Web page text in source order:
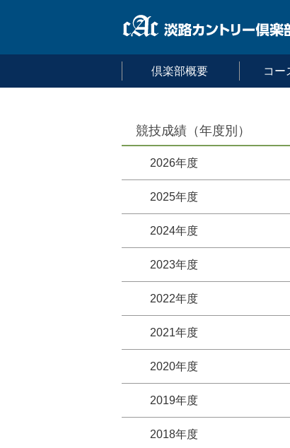
倶楽部概要 コー
競技成績（年度別）
2026年度
2025年度
2024年度
2023年度
2022年度
2021年度
2020年度
2019年度
2018年度